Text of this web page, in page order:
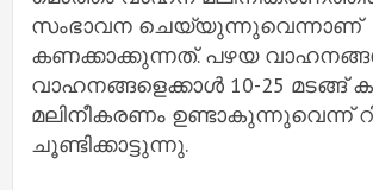
സംഭാവന ചെയ്യുന്നുവെന്നാണ്
കണക്കാക്കുന്നത്. പഴയ
വാഹനങ്ങളെക്കാൾ 10-25
മലിനീകരണം ഉണ്ടാകുന്നുവെന്ന്
ചൂണ്ടിക്കാട്ടുന്നു.